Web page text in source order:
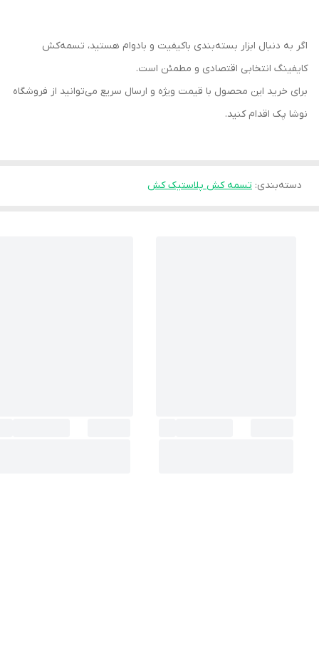
اگر به دنبال ابزار بسته‌بندی باکیفیت و بادوام هستید، تسمه‌کش
کایفینگ انتخابی اقتصادی و مطمئن است.
برای خرید این محصول با قیمت ویژه و ارسال سریع می‌توانید از فروشگاه
نوشا پک اقدام کنید.
دسته‌بندی: تسمه کش پلاستیک کش